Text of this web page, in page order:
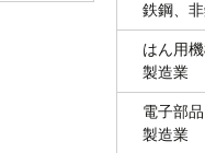
鉄鋼、非
はん用機
製造業
電子部品
製造業